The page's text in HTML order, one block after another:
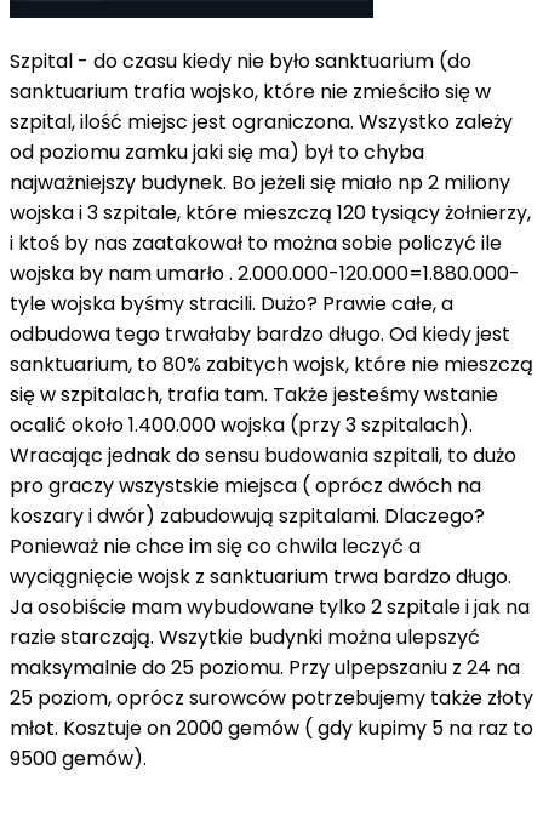
Szpital - do czasu kiedy nie było sanktuarium (do
sanktuarium trafia wojsko, które nie zmieściło się w
szpital, ilość miejsc jest ograniczona. Wszystko zależy
od poziomu zamku jaki się ma) był to chyba
najważniejszy budynek. Bo jeżeli się miało np 2 miliony
wojska i 3 szpitale, które mieszczą 120 tysiący żołnierzy,
i ktoś by nas zaatakował to można sobie policzyć ile
wojska by nam umarło . 2.000.000-120.000=1.880.000-
tyle wojska byśmy stracili. Dużo? Prawie całe, a
odbudowa tego trwałaby bardzo długo. Od kiedy jest
sanktuarium, to 80% zabitych wojsk, które nie mieszczą
się w szpitalach, trafia tam. Także jesteśmy wstanie
ocalić około 1.400.000 wojska (przy 3 szpitalach).
Wracając jednak do sensu budowania szpitali, to dużo
pro graczy wszystskie miejsca ( oprócz dwóch na
koszary i dwór) zabudowują szpitalami. Dlaczego?
Ponieważ nie chce im się co chwila leczyć a
wyciągnięcie wojsk z sanktuarium trwa bardzo długo.
Ja osobiście mam wybudowane tylko 2 szpitale i jak na
razie starczają. Wszytkie budynki można ulepszyć
maksymalnie do 25 poziomu. Przy ulpepszaniu z 24 na
25 poziom, oprócz surowców potrzebujemy także złoty
młot. Kosztuje on 2000 gemów ( gdy kupimy 5 na raz to
9500 gemów).